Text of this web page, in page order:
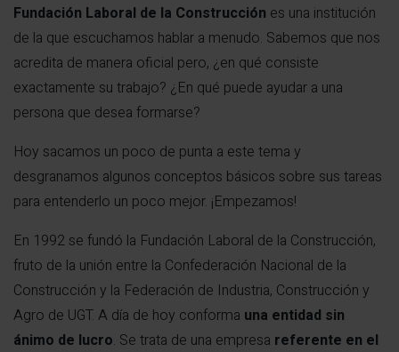
Fundación Laboral de la Construcción es una institución
de la que escuchamos hablar a menudo. Sabemos que nos
acredita de manera oficial pero, ¿en qué consiste
exactamente su trabajo? ¿En qué puede ayudar a una
persona que desea formarse?
Hoy sacamos un poco de punta a este tema y
desgranamos algunos conceptos básicos sobre sus tareas
para entenderlo un poco mejor. ¡Empezamos!
En 1992 se fundó la Fundación Laboral de la Construcción,
fruto de la unión entre la Confederación Nacional de la
Construcción y la Federación de Industria, Construcción y
Agro de UGT. A día de hoy conforma una entidad sin
ánimo de lucro. Se trata de una empresa referente en el